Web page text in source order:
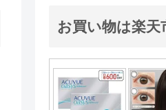
お買い物は楽天